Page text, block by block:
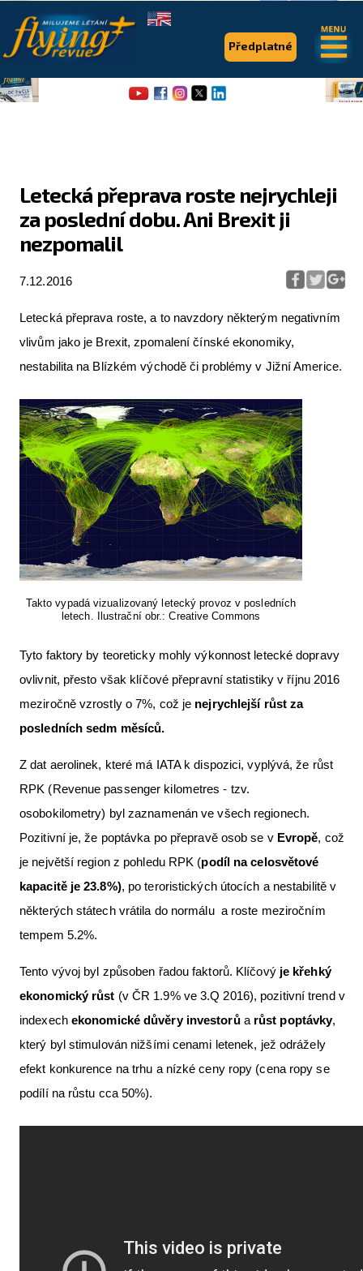
Letecká přeprava roste nejrychleji
za poslední dobu. Ani Brexit ji
nezpomalil
7.12.2016
Letecká přeprava roste, a to navzdory některým negativním
vlivům jako je Brexit, zpomalení čínské ekonomiky,
nestabilita na Blízkém východě či problémy v Jižní Americe.
Takto vypadá vizualizovaný letecký provoz v posledních
letech. Ilustrační obr.: Creative Commons
Tyto faktory by teoreticky mohly výkonnost letecké dopravy
ovlivnit, přesto však klíčové přepravní statistiky v říjnu 2016
meziročně vzrostly o 7%, což je nejrychlejší růst za
posledních sedm měsíců.
Z dat aerolinek, které má IATA k dispozici, vyplývá, že růst
RPK (Revenue passenger kilometres - tzv.
osobokilometry) byl zaznamenán ve všech regionech.
Pozitivní je, že poptávka po přepravě osob se v Evropě, což
je největší region z pohledu RPK (podíl na celosvětové
kapacitě je 23.8%), po teroristických útocích a nestabilitě v
některých státech vrátila do normálu a roste meziročním
tempem 5.2%.
Tento vývoj byl způsoben řadou faktorů. Klíčový je křehký
ekonomický růst (v ČR 1.9% ve 3.Q 2016), pozitivní trend v
indexech ekonomické důvěry investorůa růst poptávky,
který byl stimulován nižšími cenami letenek, jež odrážely
efekt konkurence na trhu a nízké ceny ropy (cena ropy se
podílí na růstu cca 50%).
Předplatné
.
Flying Revue
Pro piloty
Série & speciály
Aktuální FR + archiv
Letecká muzea
VFR Communication app
The SAFE Guide app
Nabídky práce v letectví
Inzerujte s námi
E-SHOP